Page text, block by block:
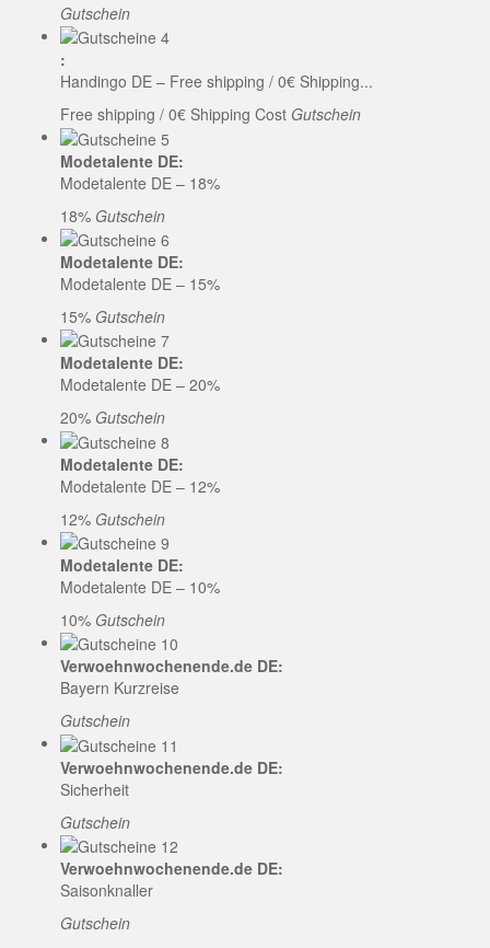
Gutschein
:
Handingo DE – Free shipping / 0€ Shipping...
Free shipping / 0€ Shipping Cost Gutschein
Modetalente DE:
Modetalente DE – 18%
18% Gutschein
Modetalente DE:
Modetalente DE – 15%
15% Gutschein
Modetalente DE:
Modetalente DE – 20%
20% Gutschein
Modetalente DE:
Modetalente DE – 12%
12% Gutschein
Modetalente DE:
Modetalente DE – 10%
10% Gutschein
Verwoehnwochenende.de DE:
Bayern Kurzreise
Gutschein
Verwoehnwochenende.de DE:
Sicherheit
Gutschein
Verwoehnwochenende.de DE:
Saisonknaller
Gutschein